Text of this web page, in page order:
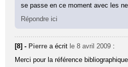
se passe en ce moment avec les
Répondre ici
[8] - Pierre a écrit le 8 avril 2009 :
Merci pour la référence